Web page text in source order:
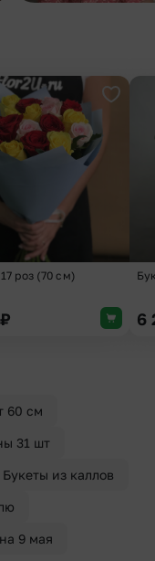
роз (70 см)
₽ 6
60 см
31 шт
Букеты из каллов
9 мая